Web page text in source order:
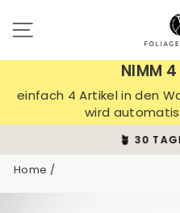
content
NIMM 4
einfach 4 Artikel in den
wird
🪴 30 TAGE
Home /